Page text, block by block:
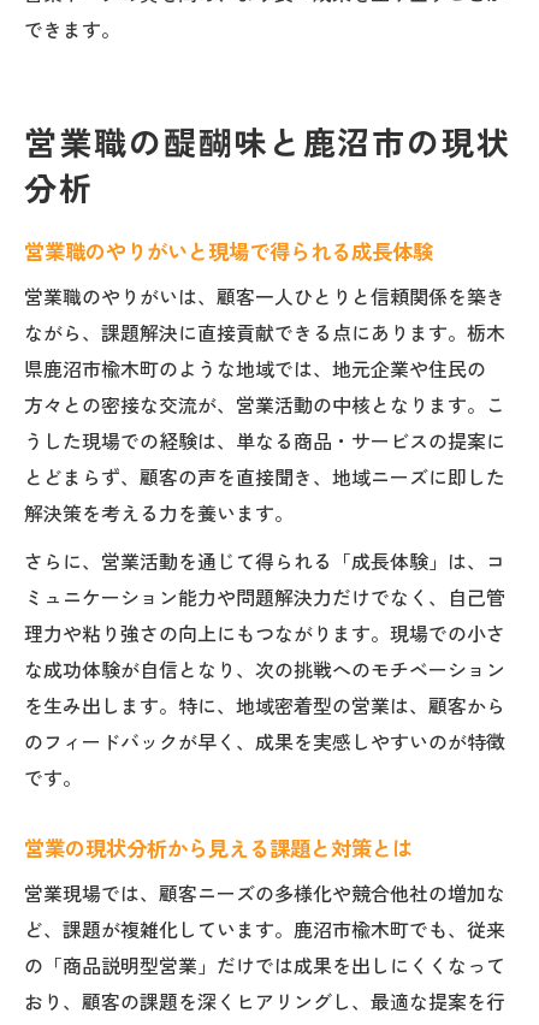
できます。
営業職の醍醐味と鹿沼市の現状
分析
営業職のやりがいと現場で得られる成長体験
営業職のやりがいは、顧客一人ひとりと信頼関係を築き
ながら、課題解決に直接貢献できる点にあります。栃木
県鹿沼市楡木町のような地域では、地元企業や住民の
方々との密接な交流が、営業活動の中核となります。こ
うした現場での経験は、単なる商品・サービスの提案に
とどまらず、顧客の声を直接聞き、地域ニーズに即した
解決策を考える力を養います。
さらに、営業活動を通じて得られる「成長体験」は、コ
ミュニケーション能力や問題解決力だけでなく、自己管
理力や粘り強さの向上にもつながります。現場での小さ
な成功体験が自信となり、次の挑戦へのモチベーション
を生み出します。特に、地域密着型の営業は、顧客から
のフィードバックが早く、成果を実感しやすいのが特徴
です。
営業の現状分析から見える課題と対策とは
営業現場では、顧客ニーズの多様化や競合他社の増加な
ど、課題が複雑化しています。鹿沼市楡木町でも、従来
の「商品説明型営業」だけでは成果を出しにくくなって
おり、顧客の課題を深くヒアリングし、最適な提案を行